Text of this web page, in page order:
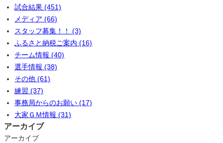
試合結果 (451)
メディア (66)
スタッフ募集！！ (3)
ふるさと納税ご案内 (16)
チーム情報 (40)
選手情報 (38)
その他 (61)
練習 (37)
事務局からのお願い (17)
大家ＧＭ情報 (31)
アーカイブ
アーカイブ